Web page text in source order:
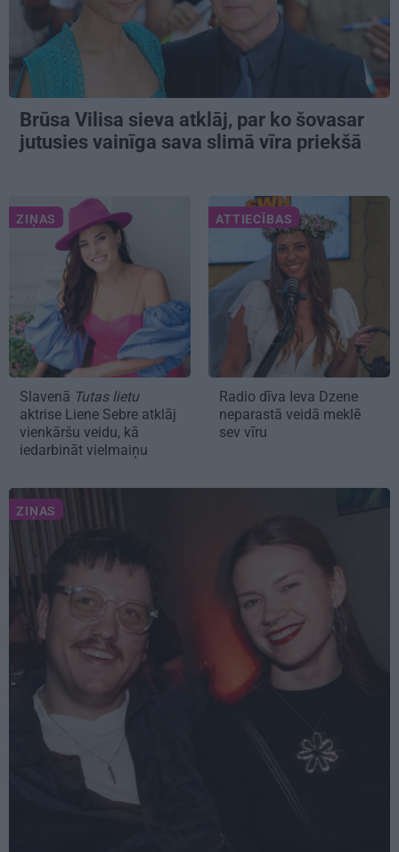
Brūsa Vilisa sieva atklāj, par ko šovasar
jutusies vainīga sava slimā vīra priekšā
ZIŅAS
Slavenā Tutas lietu
aktrise Liene Sebre atklāj
vienkāršu veidu, kā
iedarbināt vielmaiņu
ATTIECĪBAS
Radio dīva Ieva Dzene
neparastā veidā meklē
sev vīru
ZIŅAS